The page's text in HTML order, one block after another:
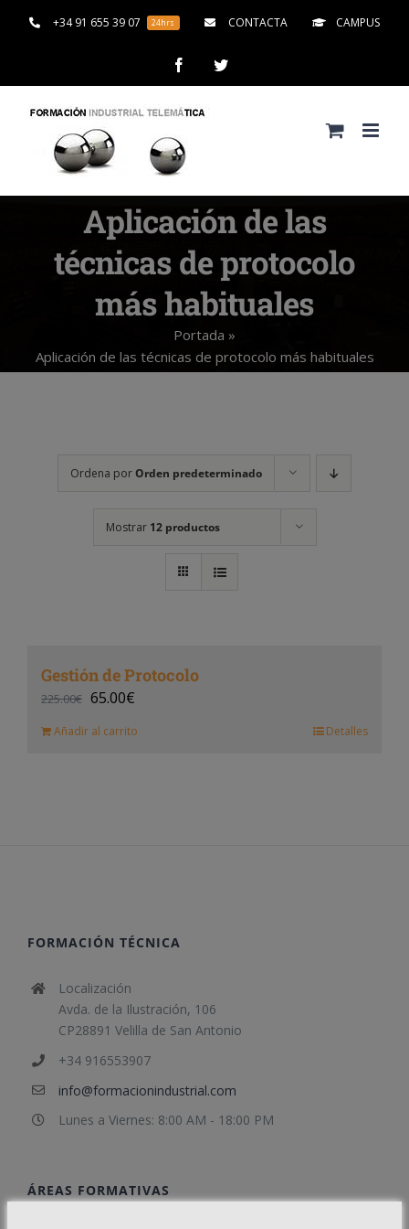
+34 91 655 39 07 24hrs CONTACTA CAMPUS
FacebookTwitter
Aplicación de las
técnicas de protocolo
más habituales
Portada »
Aplicación de las técnicas de protocolo más habituales
Ordena porOrden predeterminado
Mostrar 12 productos
Gestión de Protocolo
225.00€ 65.00€
Añadir al carrito Detalles
FORMACIÓN TÉCNICA
Localización
Avda. de la Ilustración, 106
CP28891 Velilla de San Antonio
+34 916553907
info@formacionindustrial.com
Lunes a Viernes: 8:00 AM - 18:00 PM
ÁREAS FORMATIVAS